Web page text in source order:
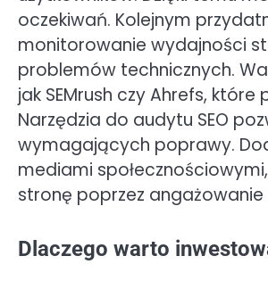
oczekiwań. Kolejnym
monitorowanie wydajności
problemów technicznych.
jak SEMrush czy Ahrefs,
Narzędzia do audytu SEO
wymagających poprawy.
mediami
stronę poprzez angażowanie
Dlaczego warto